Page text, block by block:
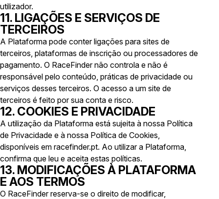
utilizador.
11. LIGAÇÕES E SERVIÇOS DE
TERCEIROS
A Plataforma pode conter ligações para sites de
terceiros, plataformas de inscrição ou processadores de
pagamento. O RaceFinder não controla e não é
responsável pelo conteúdo, práticas de privacidade ou
serviços desses terceiros. O acesso a um site de
terceiros é feito por sua conta e risco.
12. COOKIES E PRIVACIDADE
A utilização da Plataforma está sujeita à nossa Política
de Privacidade e à nossa Política de Cookies,
disponíveis em racefinder.pt. Ao utilizar a Plataforma,
confirma que leu e aceita estas políticas.
13. MODIFICAÇÕES À PLATAFORMA
E AOS TERMOS
O RaceFinder reserva-se o direito de modificar,